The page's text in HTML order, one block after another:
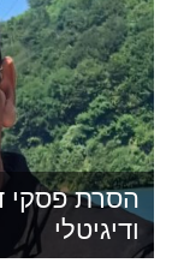
הסרת פסקי
ודיגיטלי